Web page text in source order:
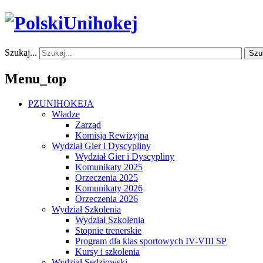
Szukaj...
Menu_top
PZUNIHOKEJA
Władze
Zarząd
Komisja Rewizyjna
Wydział Gier i Dyscypliny
Wydział Gier i Dyscypliny
Komunikaty 2025
Orzeczenia 2025
Komunikaty 2026
Orzeczenia 2026
Wydział Szkolenia
Wydział Szkolenia
Stopnie trenerskie
Program dla klas sportowych IV-VIII SP
Kursy i szkolenia